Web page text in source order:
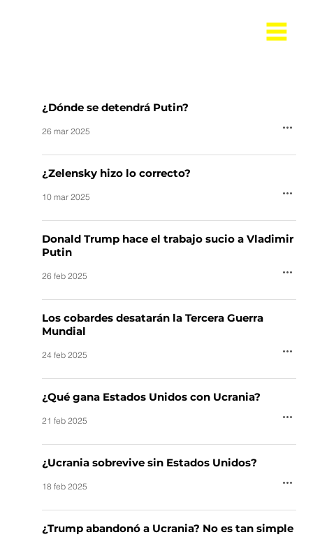
¿Dónde se detendrá Putin?
26 mar 2025
¿Zelensky hizo lo correcto?
10 mar 2025
Donald Trump hace el trabajo sucio a Vladimir
Putin
26 feb 2025
Los cobardes desatarán la Tercera Guerra
Mundial
24 feb 2025
¿Qué gana Estados Unidos con Ucrania?
21 feb 2025
¿Ucrania sobrevive sin Estados Unidos?
18 feb 2025
¿Trump abandonó a Ucrania? No es tan simple